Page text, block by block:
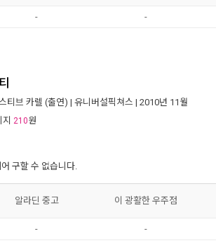
- -
티브 카렐 (출연) | 유니버설픽쳐스 | 2010년 11월
210원
구할 수 없습니다.
알라딘 중고 이 광활한 우주점
- -